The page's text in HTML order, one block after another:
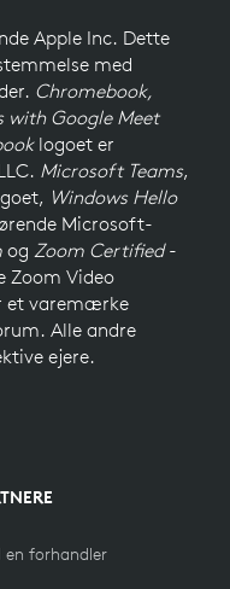
Apple Inc. Dette
med
Chromebook,
with Google Meet
logoet er
Microsoft Teams,
Windows Hello
Microsoft-
og Zoom Certified-
Zoom Video
et varemærke
Alle andre
ejere.
en forhandler